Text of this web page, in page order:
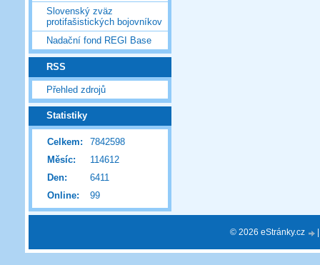
Slovenský zväz
protifašistických bojovníkov
Nadační fond REGI Base
RSS
Přehled zdrojů
Statistiky
Online: 99
Celkem:
7842598
Měsíc:
114612
Den:
6411
© 2026 eStránky.cz